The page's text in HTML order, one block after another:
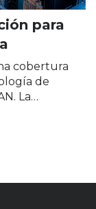
para
cobertura
de
La